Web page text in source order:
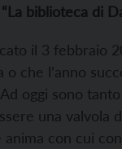
“La biblioteca di
il 3 febbraio
che l’anno
oggi sono
una
con cui